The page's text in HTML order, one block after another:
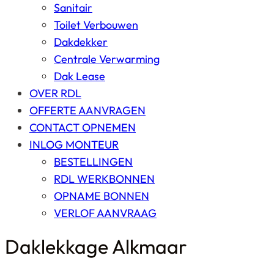
Sanitair
Toilet Verbouwen
Dakdekker
Centrale Verwarming
Dak Lease
OVER RDL
OFFERTE AANVRAGEN
CONTACT OPNEMEN
INLOG MONTEUR
BESTELLINGEN
RDL WERKBONNEN
OPNAME BONNEN
VERLOF AANVRAAG
Daklekkage Alkmaar